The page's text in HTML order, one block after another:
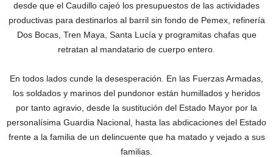
desde que el Caudillo cajeó los presupuestos de las actividades
productivas para destinarlos al barril sin fondo de Pemex, refinería
Dos Bocas, Tren Maya, Santa Lucía y programitas chafas que
retratan al mandatario de cuerpo entero.
En todos lados cunde la desesperación. En las Fuerzas Armadas,
los soldados y marinos del pundonor están humillados y heridos
por tanto agravio, desde la sustitución del Estado Mayor por la
personalísima Guardia Nacional, hasta las abdicaciones del Estado
frente a la familia de un delincuente que ha matado y vejado a sus
familias.